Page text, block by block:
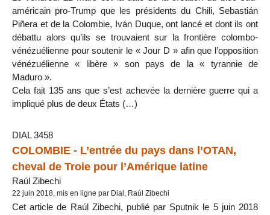
américain pro-Trump que les présidents du Chili, Sebastián
Piñera et de la Colombie, Iván Duque, ont lancé et dont ils ont
débattu alors qu’ils se trouvaient sur la frontière colombo-
vénézuélienne pour soutenir le « Jour D » afin que l’opposition
vénézuélienne « libère » son pays de la « tyrannie de
Maduro ».
Cela fait 135 ans que s’est achevée la dernière guerre qui a
impliqué plus de deux États (…)
DIAL 3458
COLOMBIE - L’entrée du pays dans l’OTAN,
cheval de Troie pour l’Amérique latine
Raúl Zibechi
22 juin 2018, mis en ligne par Dial, Raúl Zibechi
Cet article de Raúl Zibechi, publié par Sputnik le 5 juin 2018